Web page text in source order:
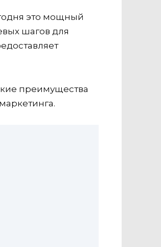
это мощный
шагов для
преимущества